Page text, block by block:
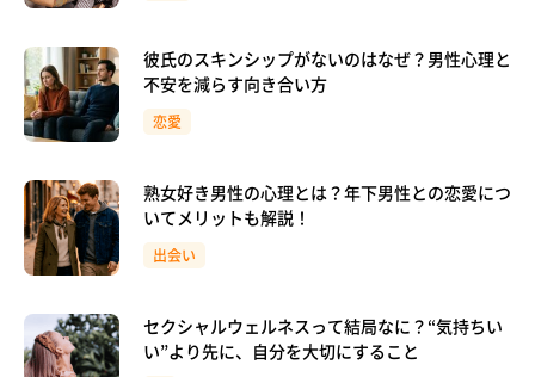
彼氏のスキンシップがないのはなぜ？男性心理と
不安を減らす向き合い方
恋愛
熟女好き男性の心理とは？年下男性との恋愛につ
いてメリットも解説！
出会い
セクシャルウェルネスって結局なに？“気持ちい
い”より先に、自分を大切にすること